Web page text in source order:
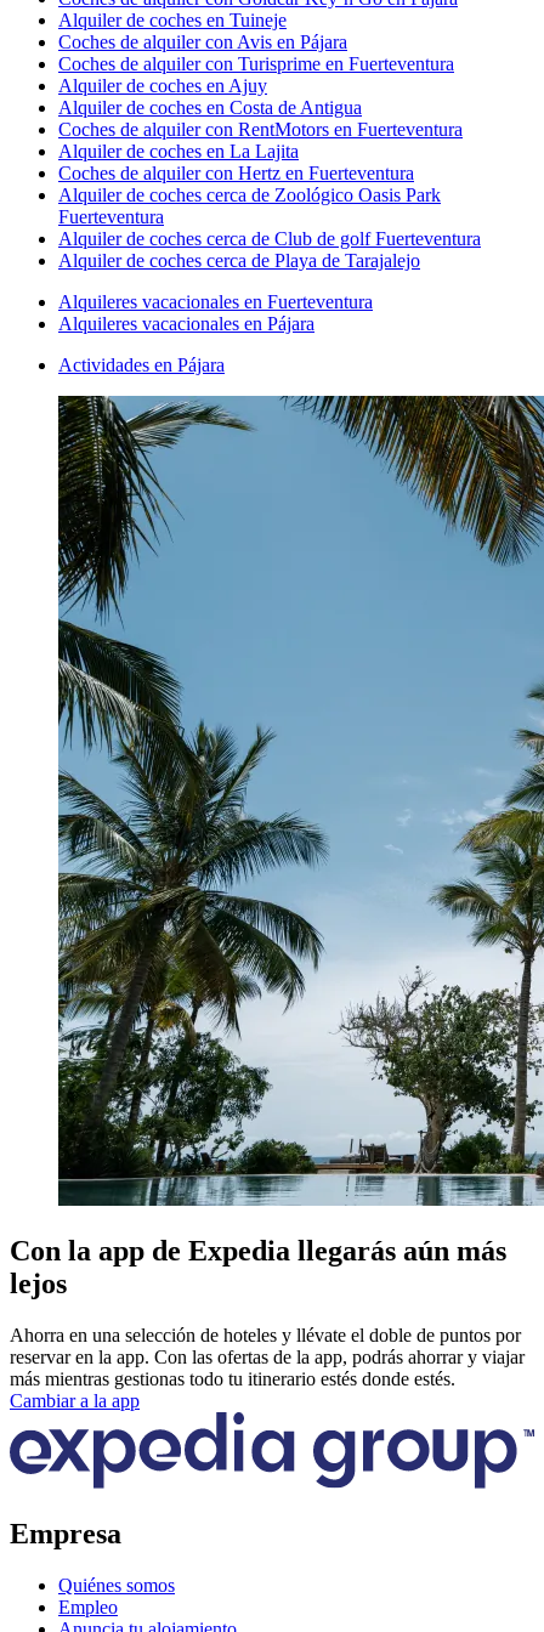
Alquiler de coches en Tuineje
Coches de alquiler con Avis en Pájara
Coches de alquiler con Turisprime en Fuerteventura
Alquiler de coches en Ajuy
Alquiler de coches en Costa de Antigua
Coches de alquiler con RentMotors en Fuerteventura
Alquiler de coches en La Lajita
Coches de alquiler con Hertz en Fuerteventura
Alquiler de coches cerca de Zoológico Oasis Park
Fuerteventura
Alquiler de coches cerca de Club de golf Fuerteventura
Alquiler de coches cerca de Playa de Tarajalejo
Alquileres vacacionales en Fuerteventura
Alquileres vacacionales en Pájara
Actividades en Pájara
Con la app de Expedia llegarás aún más
lejos
Ahorra en una selección de hoteles y llévate el doble de puntos por
reservar en la app. Con las ofertas de la app, podrás ahorrar y viajar
más mientras gestionas todo tu itinerario estés donde estés.
Cambiar a la app
Empresa
Quiénes somos
Empleo